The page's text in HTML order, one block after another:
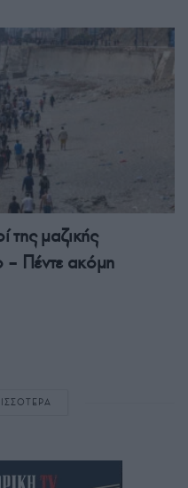
της μαζικής
Πέντε ακόμη